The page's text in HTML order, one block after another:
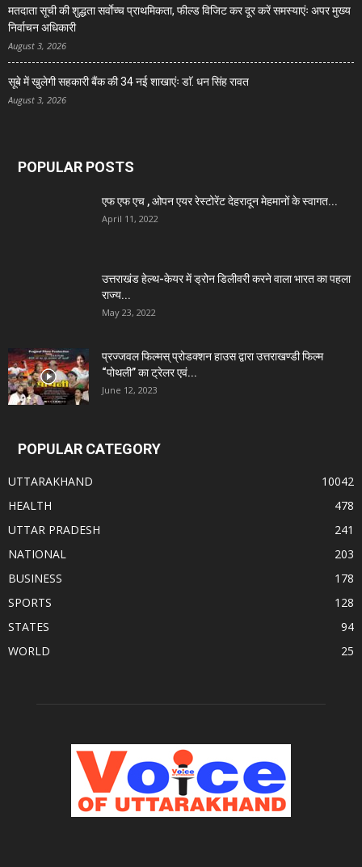
मतदाता सूची की शुद्धता सर्वाेच्च प्राथमिकता, फील्ड विजिट कर दूर करें समस्याएंः अपर मुख्य
निर्वाचन अधिकारी
August 3, 2026
सूबे में खुलेगी सहकारी बैंक की 34 नई शाखाएंः डाॅ. धन सिंह रावत
August 3, 2026
POPULAR POSTS
एफ एफ एच , ओपन एयर रेस्टोरेंट देहरादून मेहमानों के स्वागत...
April 11, 2022
उत्तराखंड हेल्थ-केयर में ड्रोन डिलीवरी करने वाला भारत का पहला
राज्य...
May 23, 2022
प्रज्जवल फिल्मस् प्रोडक्शन हाउस द्वारा उत्तराखण्डी फिल्म
“पोथली” का ट्रेलर एवं...
June 12, 2023
POPULAR CATEGORY
UTTARAKHAND
10042
HEALTH
478
UTTAR PRADESH
241
NATIONAL
203
BUSINESS
178
SPORTS
128
STATES
94
WORLD
25